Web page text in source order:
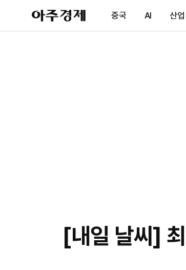
아
주
제
중국 AI 산업
[내일 날씨]